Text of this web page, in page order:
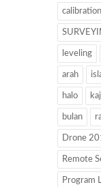
calibration
leveling
arah
halo
bulan
Drone
Remote
Program